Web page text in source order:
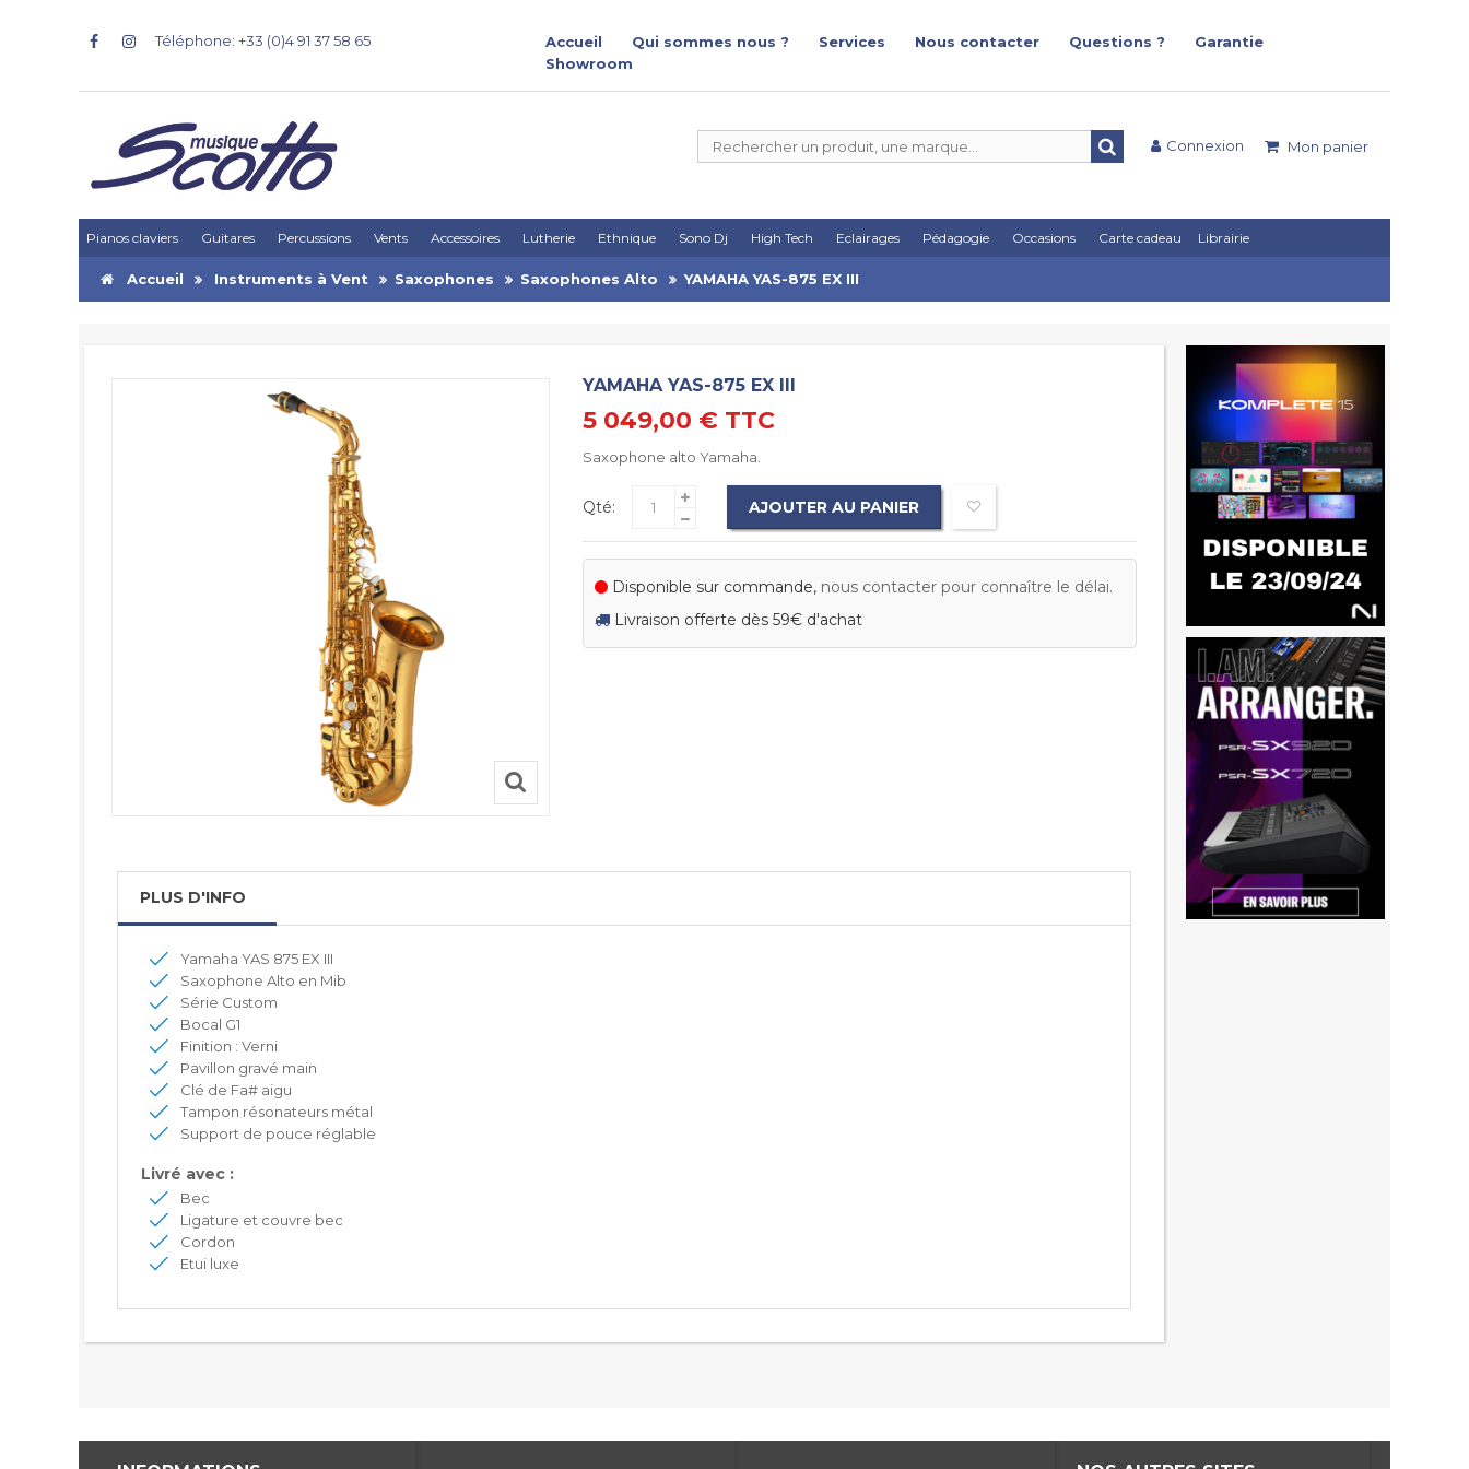
Téléphone: +33 (0)4 91 37 58 65 Accueil Qui sommes nous ? Services Nous contacter Questions ?
Garantie
Showroom
Mon panier
Connexion
Pianos claviers Guitares Percussions Vents Accessoires Lutherie Ethnique Sono Dj High Tech Eclairages Pédagogie Occasions Carte cadeau Librairie
Accueil Instruments à Vent Saxophones Saxophones Alto YAMAHA YAS-875 EX III
YAMAHA YAS-875 EX III
5 049,00 € TTC
Saxophone alto Yamaha.
Qté: AJOUTER AU PANIER
Disponible sur commande, nous contacter pour connaître le délai.
Livraison offerte dès 59€ d'achat
PLUS D'INFO
Yamaha YAS 875 EX III
Saxophone Alto en Mib
Série Custom
Bocal G1
Finition : Verni
Pavillon gravé main
Clé de Fa# aigu
Tampon résonateurs métal
Support de pouce réglable
Livré avec :
Bec
Ligature et couvre bec
Cordon
Etui luxe